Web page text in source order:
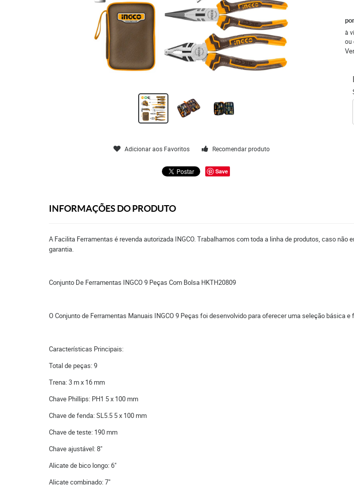
Adicionar aos Favoritos Recomendar produto
Save
por
à
ou
INFORMAÇÕES DO PRODUTO
A Facilita Ferramentas é revenda autorizada INGCO. Trabalhamos com toda a linha de produtos, caso
garantia.
Conjunto De Ferramentas INGCO 9 Peças Com Bolsa HKTH20809
O Conjunto de Ferramentas Manuais INGCO 9 Peças foi desenvolvido para oferecer uma seleção
Características Principais:
Total de peças: 9
Trena: 3 m x 16 mm
Chave Phillips: PH1 5 x 100 mm
Chave de fenda: SL5.5 5 x 100 mm
Chave de teste: 190 mm
Chave ajustável: 8"
Alicate de bico longo: 6"
Alicate combinado: 7"